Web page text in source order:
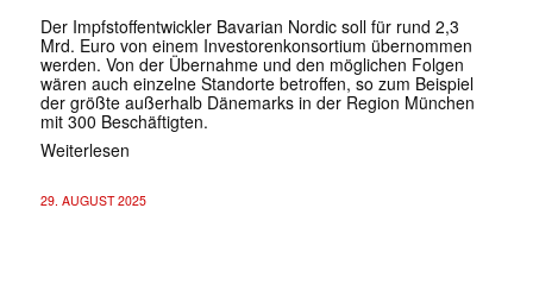
Der Impfstoffentwickler Bavarian Nordic soll für rund 2,3
Mrd. Euro von einem Investorenkonsortium übernommen
werden. Von der Übernahme und den möglichen Folgen
wären auch einzelne Standorte betroffen, so zum Beispiel
der größte außerhalb Dänemarks in der Region München
mit 300 Beschäftigten.
Weiterlesen
29. AUGUST 2025